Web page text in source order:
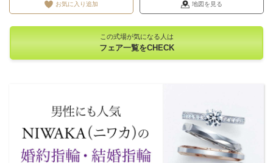
お気に入り追加 地図を見る
この式場が気になる人は
フェア一覧をCHECK